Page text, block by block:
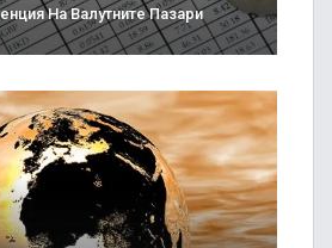
На Валутните Пазари